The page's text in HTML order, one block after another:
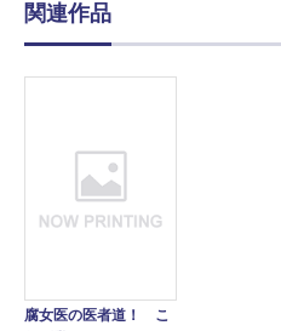
関連作品
腐女医の医者道！ こ